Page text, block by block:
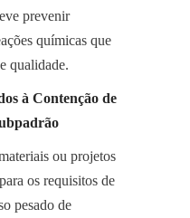
prevenir
químicas que
qualidade.
à Contenção de
ou projetos
os requisitos de
pesado de